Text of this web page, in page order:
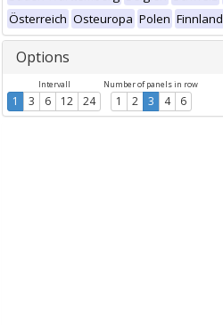
Österreich Osteuropa Polen Finnland
Options
Intervall
1 3 6 12 24
Number of panels in row
1 2 3 4 6